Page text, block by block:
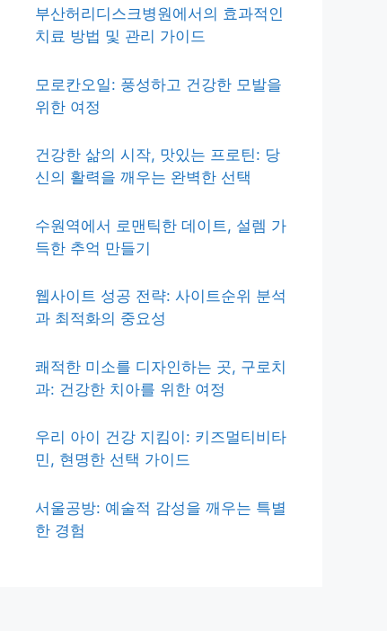
부산허리디스크병원에서의 효과적인
치료 방법 및 관리 가이드
모로칸오일: 풍성하고 건강한 모발을
위한 여정
건강한 삶의 시작, 맛있는 프로틴: 당
신의 활력을 깨우는 완벽한 선택
수원역에서 로맨틱한 데이트, 설렘 가
득한 추억 만들기
웹사이트 성공 전략: 사이트순위 분석
과 최적화의 중요성
쾌적한 미소를 디자인하는 곳, 구로치
과: 건강한 치아를 위한 여정
우리 아이 건강 지킴이: 키즈멀티비타
민, 현명한 선택 가이드
서울공방: 예술적 감성을 깨우는 특별
한 경험